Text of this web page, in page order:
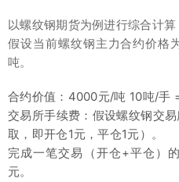
以螺纹钢期货为例进行综合计算
假设当前螺纹钢主力合约价格
吨。
合约价值：4000元/吨 10吨/手
交易所手续费：假设螺纹钢交
取，即开仓1元，平仓1元）。
完成一笔交易（开仓+平仓）
元。